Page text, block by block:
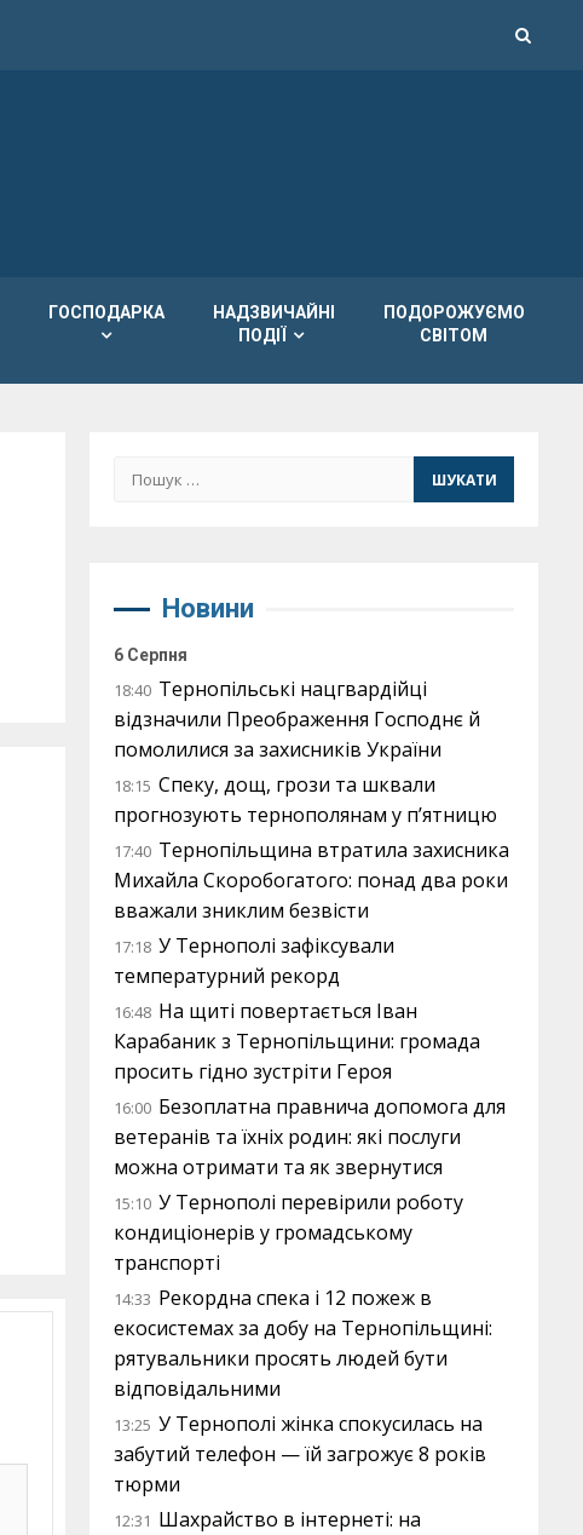
ГОСПОДАРКА
НАДЗВИЧАЙНІ
ПОДІЇ
ПОДОРОЖУЄМО
СВІТОМ
Пошук:
Новини
6 Серпня
18:40 Тернопільські нацгвардійці
відзначили Преображення Господнє й
помолилися за захисників України
18:15 Спеку, дощ, грози та шквали
прогнозують тернополянам у п’ятницю
17:40 Тернопільщина втратила захисника
Михайла Скоробогатого: понад два роки
вважали зниклим безвісти
17:18 У Тернополі зафіксували
температурний рекорд
16:48 На щиті повертається Іван
Карабаник з Тернопільщини: громада
просить гідно зустріти Героя
16:00 Безоплатна правнича допомога для
ветеранів та їхніх родин: які послуги
можна отримати та як звернутися
15:10 У Тернополі перевірили роботу
кондиціонерів у громадському
транспорті
14:33 Рекордна спека і 12 пожеж в
екосистемах за добу на Тернопільщині:
рятувальники просять людей бути
відповідальними
13:25 У Тернополі жінка спокусилась на
забутий телефон — їй загрожує 8 років
тюрми
12:31 Шахрайство в інтернеті: на